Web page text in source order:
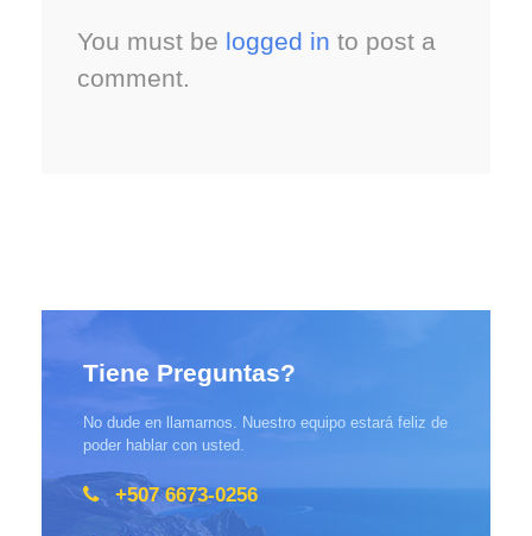
You must be logged in to post a
comment.
Tiene Preguntas?
No dude en llamarnos. Nuestro equipo estará feliz de
poder hablar con usted.
+507 6673-0256